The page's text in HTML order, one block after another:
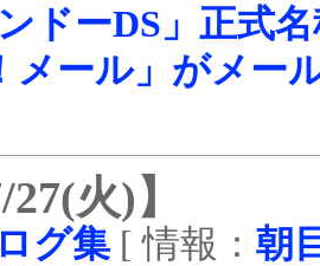
ンドーDS」正式
メール」がメ
27(火)】
グ集 [ 情報： 朝